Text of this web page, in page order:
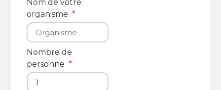
Nom de votre
organisme
Nombre de
personne